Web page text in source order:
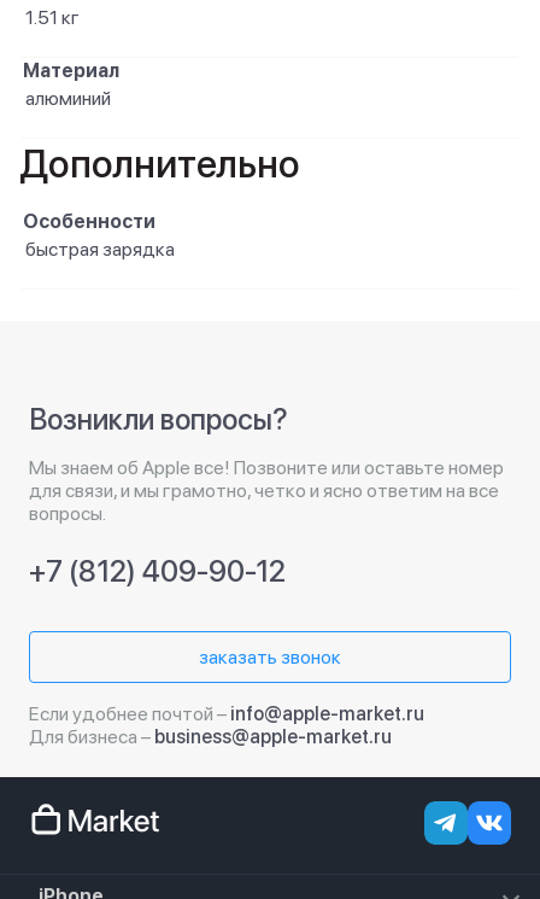
1.51 кг
Материал
алюминий
Дополнительно
Особенности
быстрая зарядка
Возникли вопросы?
Мы знаем об Apple все! Позвоните или оставьте номер
для связи, и мы грамотно, четко и ясно ответим на все
вопросы.
+7 (812) 409-90-12
заказать звонок
Если удобнее почтой – info@apple-market.ru
Для бизнеса – business@apple-market.ru